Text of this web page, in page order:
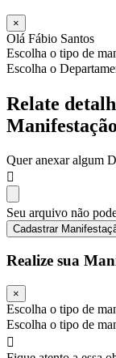
×
Olá Fábio Santos
Escolha o tipo de
Escolha o
Relate
Manifestação
Quer anexar algum
Seu arquivo não
Cadastrar
Realize sua
×
Escolha o tipo de
Escolha o tipo de